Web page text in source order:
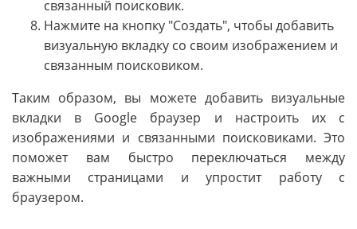
связанный поисковик.
Нажмите на кнопку "Создать", чтобы добавить
визуальную вкладку со своим изображением и
связанным поисковиком.
Таким образом, вы можете добавить визуальные
вкладки в Google браузер и настроить их с
изображениями и связанными поисковиками. Это
поможет вам быстро переключаться между
важными страницами и упростит работу с
браузером.